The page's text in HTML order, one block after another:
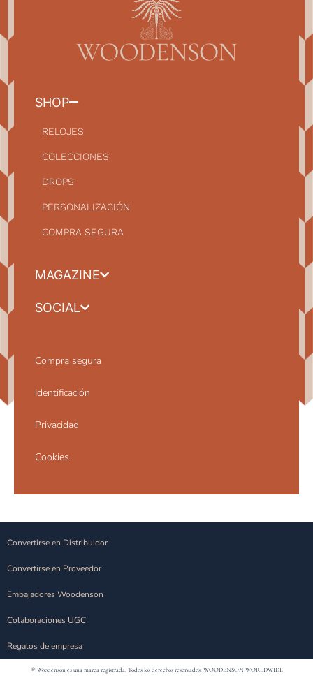
SHOP
RELOJES
COLECCIONES
DROPS
PERSONALIZACIÓN
COMPRA SEGURA
MAGAZINE
SOCIAL
Compra segura
Identificación
Privacidad
Cookies
Convertirse en Distribuidor
Convertirse en Proveedor
Embajadores Woodenson
Colaboraciones UGC
Regalos de empresa
® Woodenson es una marca registrada. Todos los derechos reservados.WOODENSON WORLDWIDE